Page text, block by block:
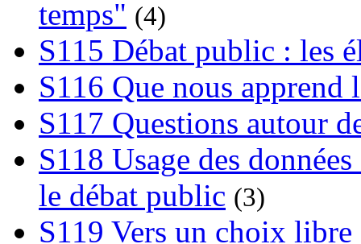
temps" (4)
S115 Débat public : les
S116 Que nous apprend
S117 Questions autour
S118 Usage des
le débat public (3)
S119 Vers un choix